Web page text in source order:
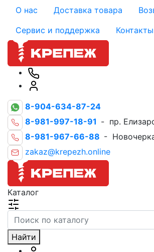
О нас Доставка товара
Сервис и поддержка
Контакты
8-904-634-87-24
8-981-997-18-91 - пр.
8-981-967-66-88 -
zakaz@krepezh.online
Каталог
Найти